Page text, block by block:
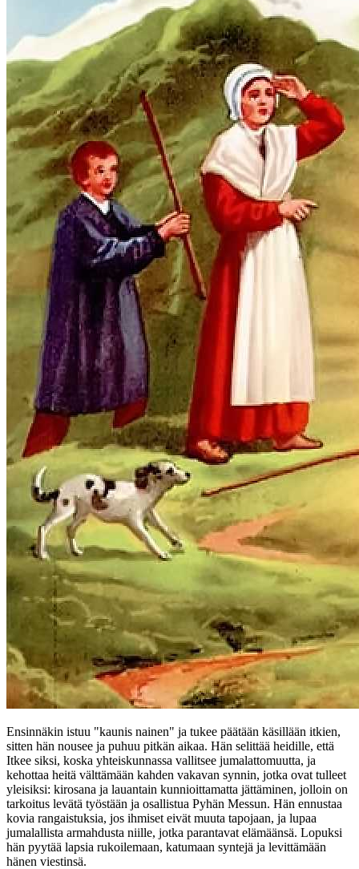
Ensinnäkin istuu "kaunis nainen" ja tukee päätään käsillään itkien,
sitten hän nousee ja puhuu pitkän aikaa. Hän selittää heidille, että
Itkee siksi, koska yhteiskunnassa vallitsee jumalattomuutta, ja
kehottaa heitä välttämään kahden vakavan synnin, jotka ovat tulleet
yleisiksi: kirosana ja lauantain kunnioittamatta jättäminen, jolloin on
tarkoitus levätä työstään ja osallistua Pyhän Messun. Hän ennustaa
kovia rangaistuksia, jos ihmiset eivät muuta tapojaan, ja lupaa
jumalallista armahdusta niille, jotka parantavat elämäänsä. Lopuksi
hän pyytää lapsia rukoilemaan, katumaan syntejä ja levittämään
hänen viestinsä.